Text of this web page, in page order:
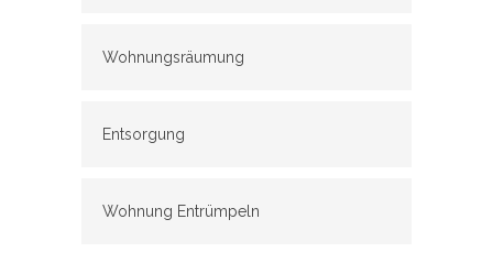
Wohnungsräumung
Entsorgung
Wohnung Entrümpeln